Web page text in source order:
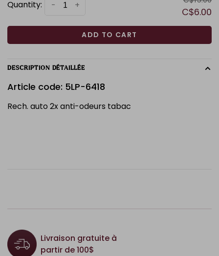
Quantity: +
-
C$6.00
ADD TO CART
DESCRIPTION DÉTAILLÉE
Article code: 5LP-6418
Rech. auto 2x anti-odeurs tabac
Livraison gratuite à
partir de 100$